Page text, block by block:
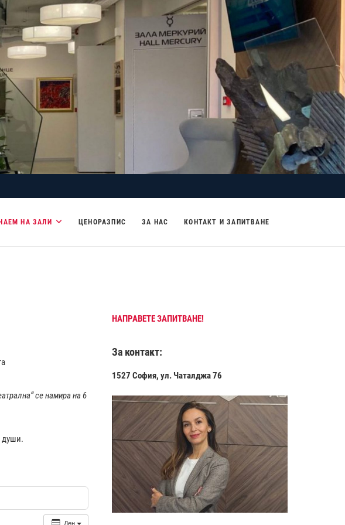
НА ЗАЛИ ЦЕНОРАЗПИС ЗА НАС КОНТАКТ И ЗАПИТВАНЕ
се намира на 6
души.
Ден
НАПРАВЕТЕ ЗАПИТВАНЕ!
За контакт:
1527 София, ул. Чаталджа 76